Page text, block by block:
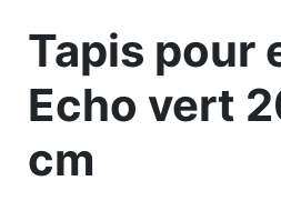
Tapis pour
Echo vert
cm